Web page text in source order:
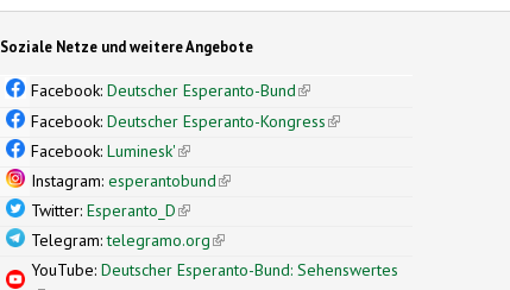
Soziale Netze und weitere Angebote
Facebook:Deutscher Esperanto-Bund(link is external)
Facebook:Deutscher Esperanto-Kongress(link is external)
Facebook:Luminesk'(link is external)
Instagram:esperantobund(link is external)
Twitter:Esperanto_D(link is external)
Telegram:telegramo.org(link is external)
YouTube:Deutscher Esperanto-Bund: Sehenswertes